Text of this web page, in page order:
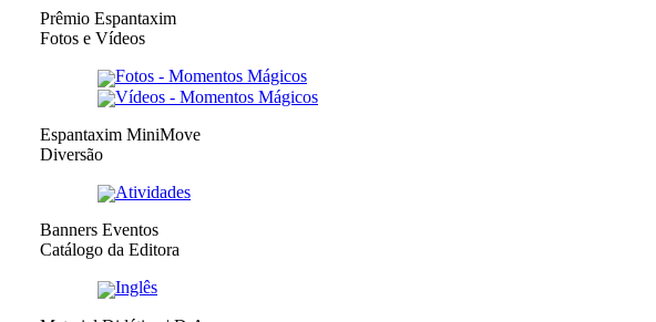
Prêmio Espantaxim
Fotos e Vídeos
Fotos - Momentos Mágicos
Vídeos - Momentos Mágicos
Espantaxim MiniMove
Diversão
Atividades
Banners Eventos
Catálogo da Editora
Inglês